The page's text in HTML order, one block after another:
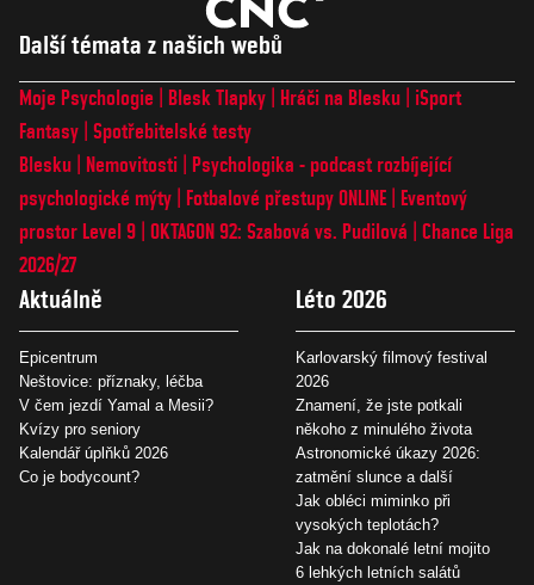
Další témata z našich webů
Moje Psychologie Blesk Tlapky Hráči na Blesku
iSport
Fantasy Spotřebitelské testy
Blesku
Nemovitosti
Psychologika - podcast rozbíjející
psychologické mýty
Fotbalové přestupy ONLINE
Eventový
prostor Level 9 OKTAGON 92: Szabová vs. Pudilová
Chance Liga
2026/27
Aktuálně
Epicentrum
Neštovice: příznaky, léčba
V čem jezdí Yamal a Mesii?
Kvízy pro seniory
Kalendář úplňků 2026
Co je bodycount?
Léto 2026
Karlovarský filmový festival
2026
Znamení, že jste potkali
někoho z minulého života
Astronomické úkazy 2026:
zatmění slunce a další
Jak obléci miminko při
vysokých teplotách?
Jak na dokonalé letní mojito
6 lehkých letních salátů